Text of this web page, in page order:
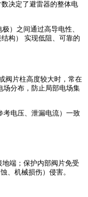
决定了避雷器的整体电
）之间通过高导电性、
构） 实现低阻、可靠的
片柱高度较大时，常在
场分布，防止局部电场集
电压、泄漏电流）一致
端；保护内部阀片免受
、机械损伤）侵害。